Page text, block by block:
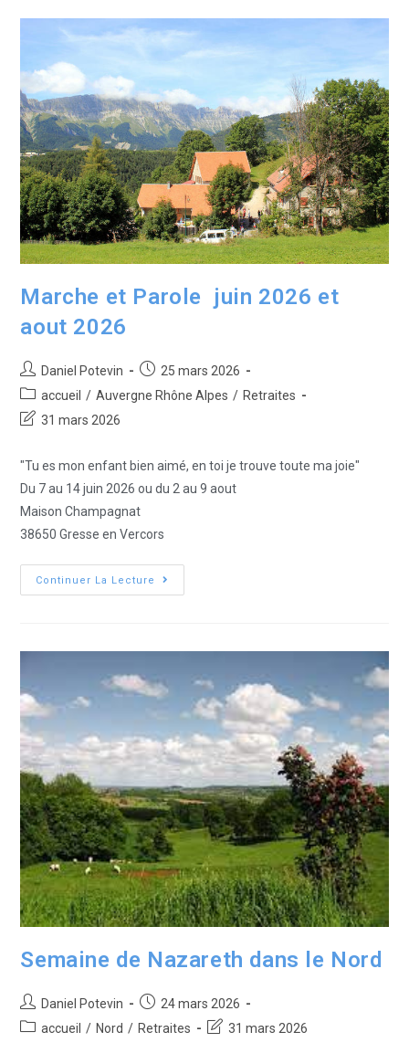
Marche et Parole juin 2026 et
aout 2026
Daniel Potevin
25 mars 2026
accueil / Auvergne Rhône Alpes / Retraites
31 mars 2026
"Tu es mon enfant bien aimé, en toi je trouve toute ma joie"
Du 7 au 14 juin 2026 ou du 2 au 9 aout
Maison Champagnat
38650 Gresse en Vercors
Continuer La Lecture
Semaine de Nazareth dans le Nord
Daniel Potevin
24 mars 2026
accueil / Nord / Retraites 31 mars 2026